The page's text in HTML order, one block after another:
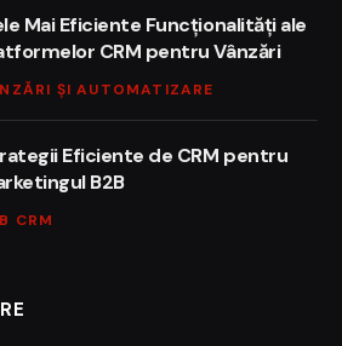
Mai Eficiente Funcționalități ale
CRM pentru Vânzări
ȘI AUTOMATIZARE
Eficiente de CRM pentru
B2B
CRM